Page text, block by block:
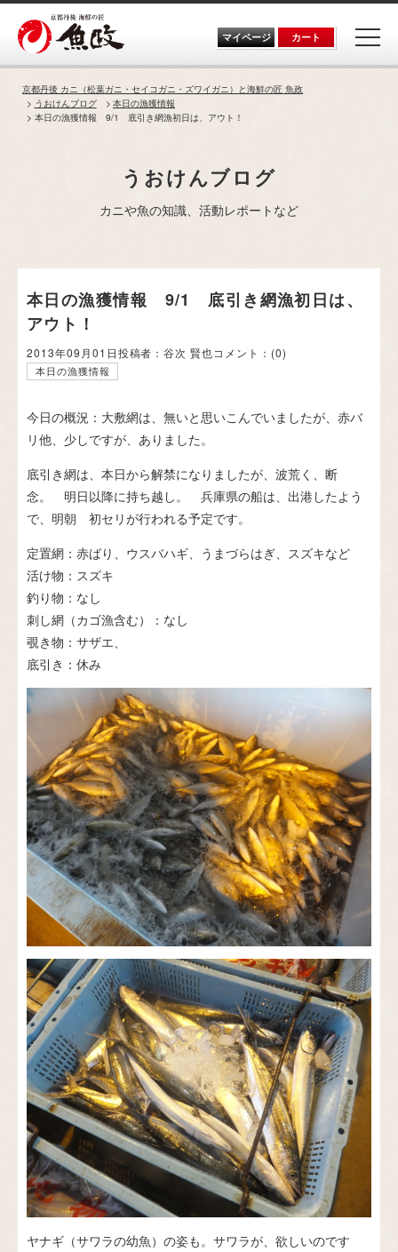
Skip
content
マイページ カート
京都丹後 カニ（松葉ガニ・セイコガニ・ズワイガニ）と海鮮の匠 魚政
うおけんブログ
本日の漁獲情報
本日の漁獲情報 9/1 底引き網漁初日は、アウト！
うおけんブログ
カニや魚の知識、活動レポートなど
本日の漁獲情報 9/1 底引き網漁初日は、
アウト！
2013年09月01日投稿者：谷次 賢也コメント： (0)
本日の漁獲情報
今日の概況：大敷網は、無いと思いこんでいましたが、赤バ
リ他、少しですが、ありました。
底引き網は、本日から解禁になりましたが、波荒く、断
念。 明日以降に持ち越し。 兵庫県の船は、出港したよう
で、明朝 初セリが行われる予定です。
定置網：赤ばり、ウスバハギ、うまづらはぎ、スズキなど
活け物：スズキ
釣り物：なし
刺し網（カゴ漁含む）：なし
覗き物：サザエ、
底引き：休み
ヤナギ（サワラの幼魚）の姿も。サワラが、欲しいのです